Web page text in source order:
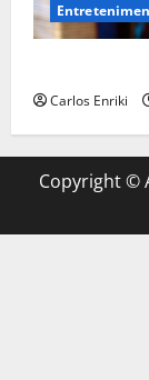
Carlos Enriki
Copyright ©